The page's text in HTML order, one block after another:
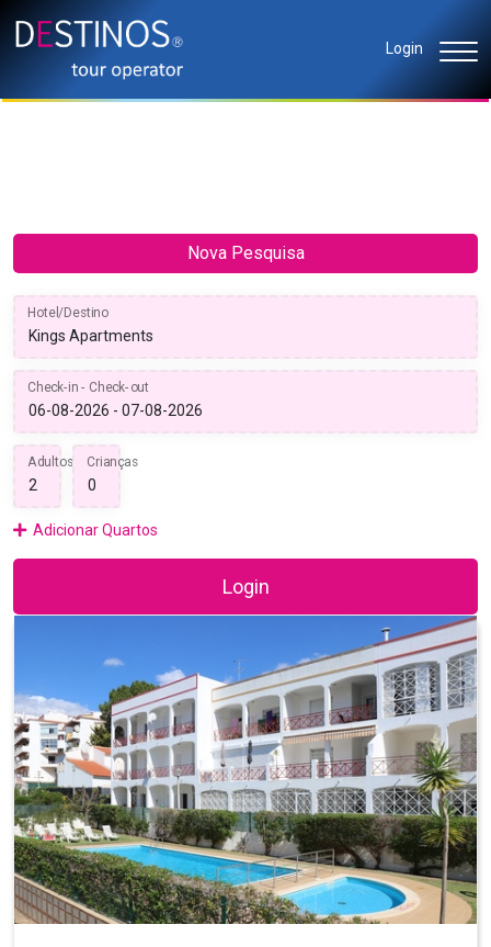
Login
Nova Pesquisa
Hotel/Destino
Check-in - Check-out
Adultos Crianças
Adicionar Quartos
Login